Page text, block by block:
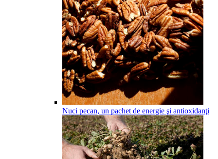
Nuci pecan, un pachet de energie şi antioxidanţi